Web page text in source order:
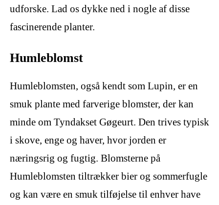
udforske. Lad os dykke ned i nogle af disse
fascinerende planter.
Humleblomst
Humleblomsten, også kendt som Lupin, er en
smuk plante med farverige blomster, der kan
minde om Tyndakset Gøgeurt. Den trives typisk
i skove, enge og haver, hvor jorden er
næringsrig og fugtig. Blomsterne på
Humleblomsten tiltrækker bier og sommerfugle
og kan være en smuk tilføjelse til enhver have